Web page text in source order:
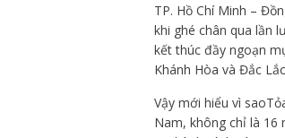
TP. Hồ Chí Minh –
khi ghé chân qua lần
kết thúc đầy ngoạn
Khánh Hòa và Đắc
Vậy mới hiểu vì
Nam, không chỉ là